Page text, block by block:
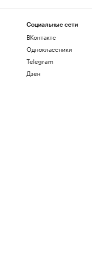
Социальные сети
ВКонтакте
Одноклассники
Telegram
Дзен